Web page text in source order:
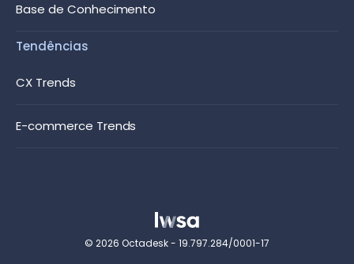
Base de Conhecimento
Tendências
CX Trends
E-commerce Trends
© 2026 Octadesk - 19.797.284/0001-17